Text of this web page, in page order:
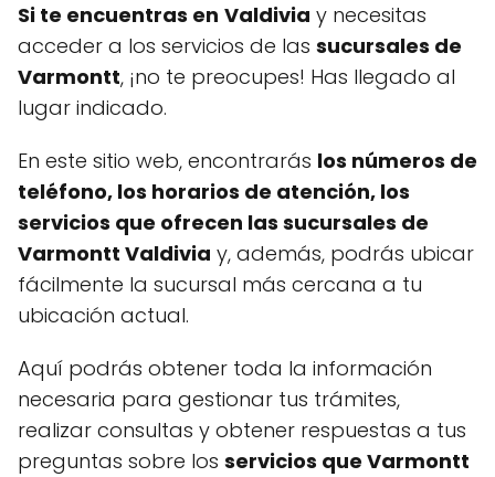
Si te encuentras en Valdivia y necesitas
acceder a los servicios de las sucursales de
Varmontt, ¡no te preocupes! Has llegado al
lugar indicado.
En este sitio web, encontrarás los números de
teléfono, los horarios de atención, los
servicios que ofrecen las sucursales de
Varmontt Valdivia y, además, podrás ubicar
fácilmente la sucursal más cercana a tu
ubicación actual.
Aquí podrás obtener toda la información
necesaria para gestionar tus trámites,
realizar consultas y obtener respuestas a tus
preguntas sobre los servicios que Varmontt